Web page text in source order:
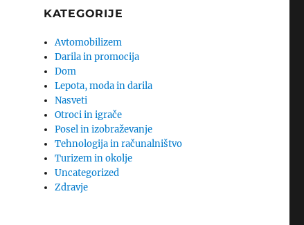
KATEGORIJE
Avtomobilizem
Darila in promocija
Dom
Lepota, moda in darila
Nasveti
Otroci in igrače
Posel in izobraževanje
Tehnologija in računalništvo
Turizem in okolje
Uncategorized
Zdravje